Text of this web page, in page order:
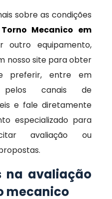
sobre as condições
Mecanico em
outro equipamento,
nosso site para obter
preferir, entre em
pelos canais de
e fale diretamente
especializado para
avaliação ou
na avaliação
mecanico